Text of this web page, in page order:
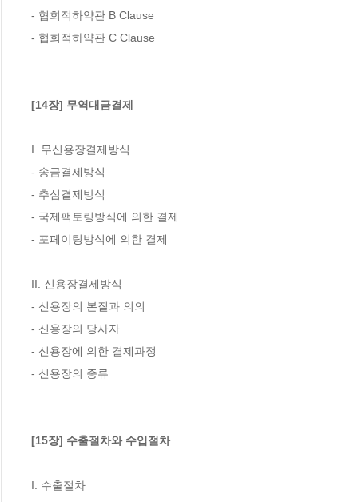
- 협회적하약관 B Clause
- 협회적하약관 C Clause
[14장] 무역대금결제
I. 무신용장결제방식
- 송금결제방식
- 추심결제방식
- 국제팩토링방식에 의한 결제
- 포페이팅방식에 의한 결제
II. 신용장결제방식
- 신용장의 본질과 의의
- 신용장의 당사자
- 신용장에 의한 결제과정
- 신용장의 종류
[15장] 수출절차와 수입절차
I. 수출절차